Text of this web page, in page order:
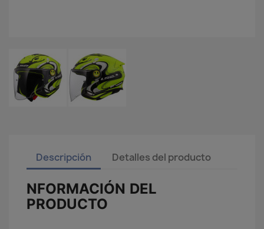
Descripción Detalles del producto
NFORMACIÓN DEL
PRODUCTO